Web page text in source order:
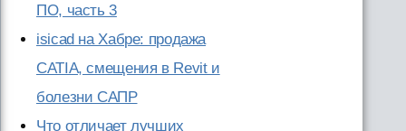
ПО, часть 3
isicad на Хабре: продажа
CATIA, смещения в Revit и
болезни САПР
Что отличает лучших